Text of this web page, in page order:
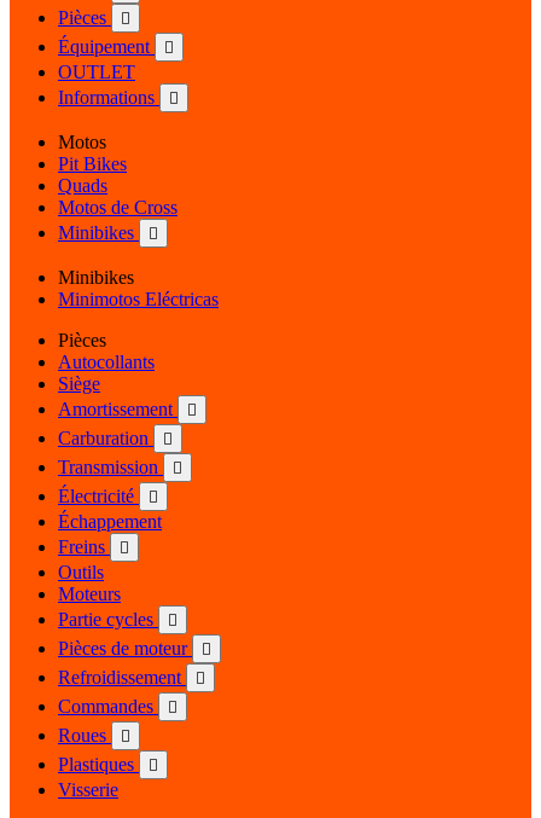
Pièces 
Équipement 
OUTLET
Informations

Motos
Pit Bikes
Quads
Motos de Cross
Minibikes

Minibikes
Minimotos Eléctricas
Pièces
Autocollants
Siège
Amortissement

Carburation 
Transmission 
Électricité 
Échappement
Freins

Outils
Moteurs
Partie cycles

Pièces de moteur 
Refroidissement 
Commandes 
Roues 
Plastiques 
Visserie